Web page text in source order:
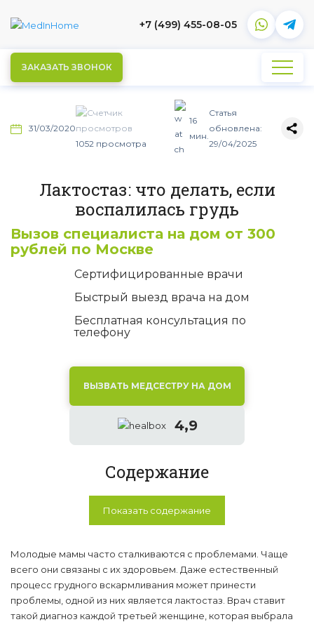
+7 (499) 455-08-05
ЗАКАЗАТЬ ЗВОНОК
31/03/2020
1052 просмотра
16
мин.
Статья
обновлена:
29/04/2025
Лактостаз: что делать, если
воспалилась грудь
Вызов специалиста на дом от 300
рублей по Москве
Сертифицированные врачи
Быстрый выезд врача на дом
Бесплатная консультация по
телефону
ВЫЗВАТЬ МЕДСЕСТРУ НА ДОМ
4,9
Содержание
Показать содержание
Молодые мамы часто сталкиваются с проблемами. Чаще
всего они связаны с их здоровьем. Даже естественный
процесс грудного вскармливания может принести
проблемы, одной из них является лактостаз. Врач ставит
такой диагноз каждой третьей женщине, которая выбрала